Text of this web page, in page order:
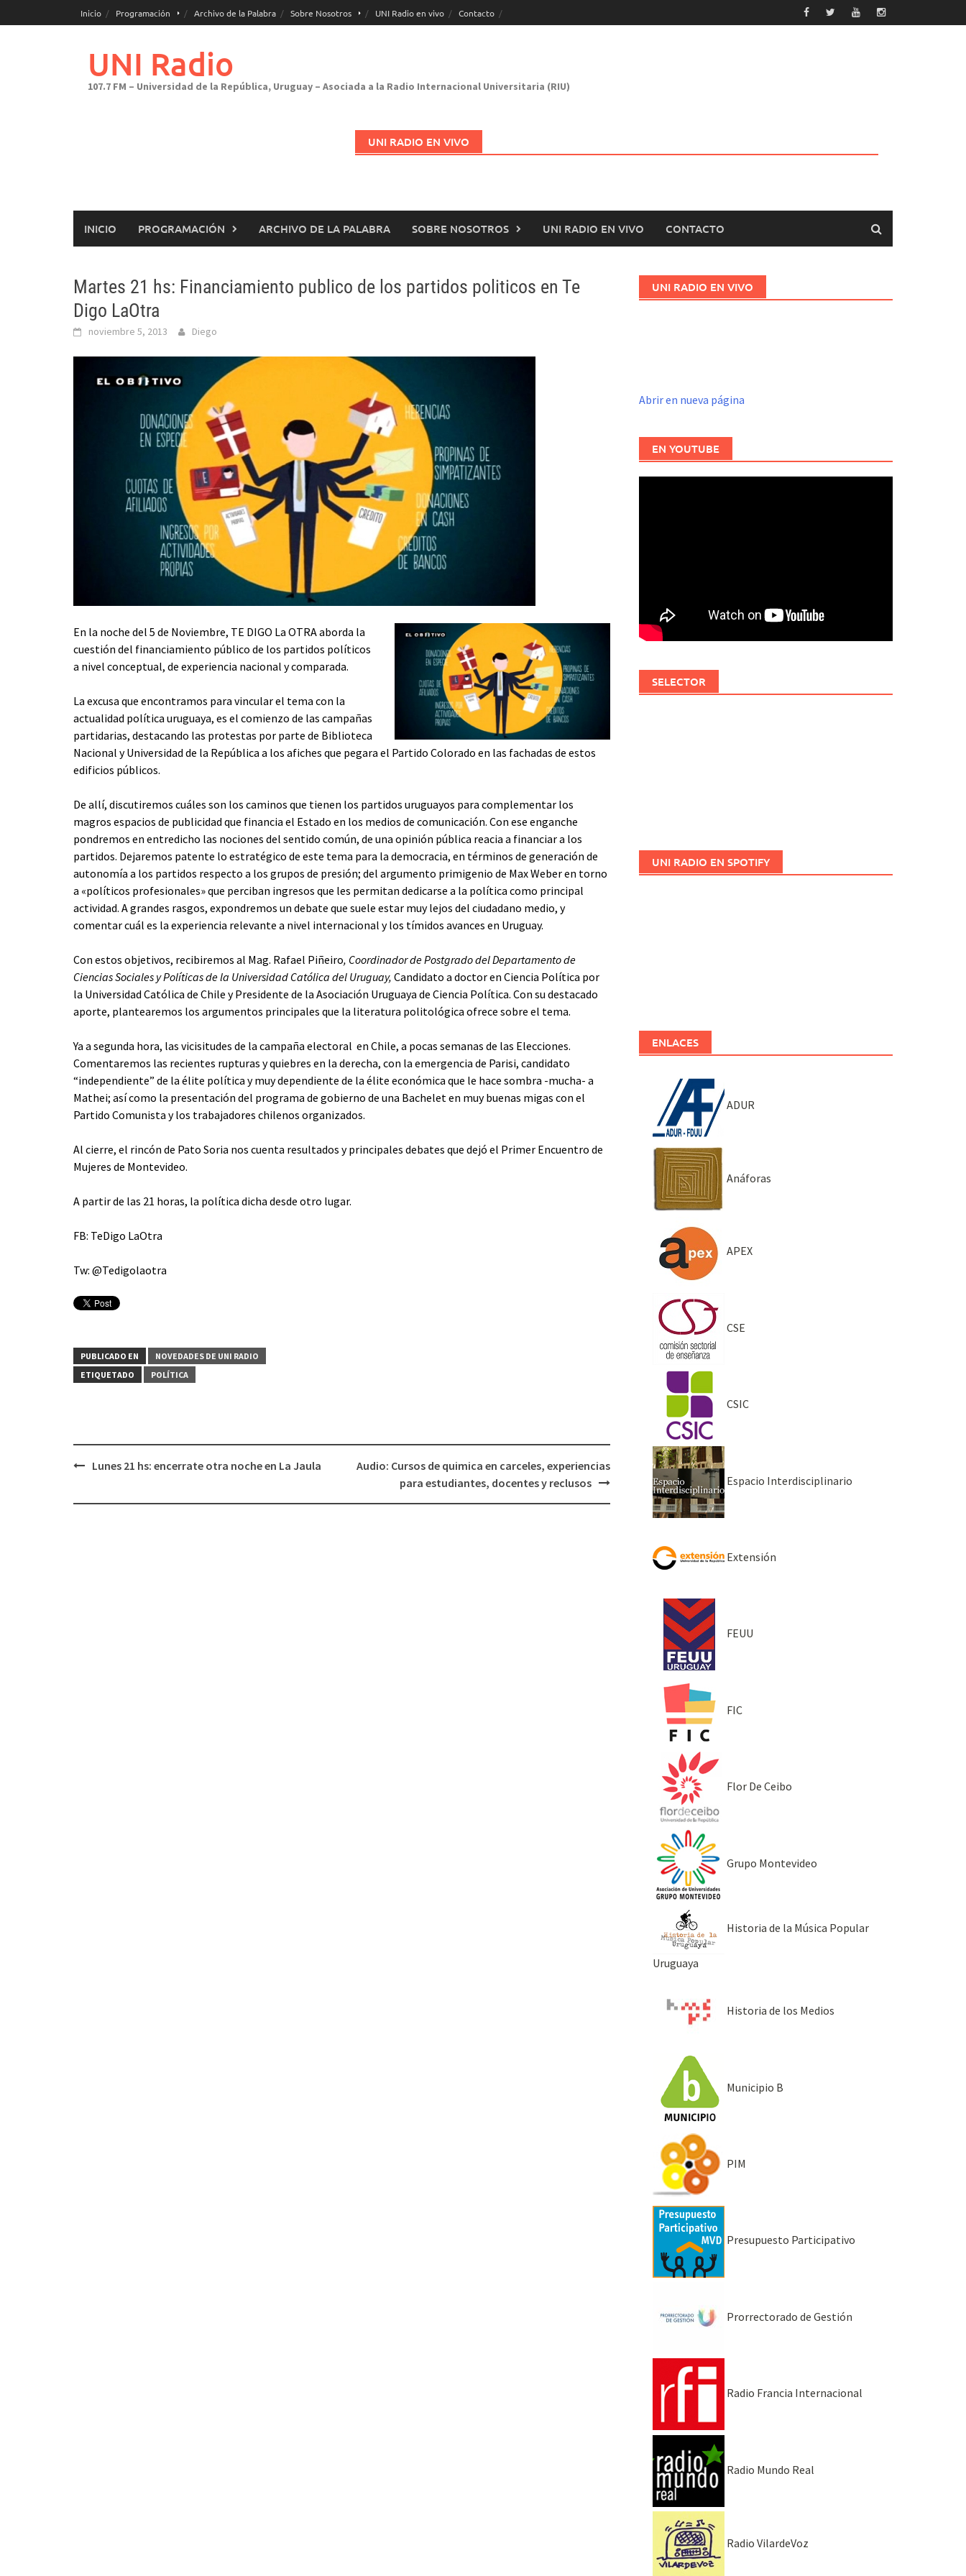
al
Inicio Programación Archivo de la Palabra Sobre Nosotros UNI Radio en vivo Contacto
UNI Radio
107.7 FM – Universidad de la República, Uruguay – Asociada a la Radio Internacional Universitaria (RIU)
UNI RADIO EN VIVO
INICIO PROGRAMACIÓN ARCHIVO DE LA PALABRA SOBRE NOSOTROS UNI RADIO EN VIVO CONTACTO
Martes 21 hs: Financiamiento publico de los partidos politicos en Te
Digo LaOtra
noviembre 5, 2013 Diego
En la noche del 5 de Noviembre, TE DIGO La OTRA aborda la
cuestión del financiamiento público de los partidos políticos
a nivel conceptual, de experiencia nacional y comparada.
La excusa que encontramos para vincular el tema con la
actualidad política uruguaya, es el comienzo de las campañas
partidarias, destacando las protestas por parte de Biblioteca
Nacional y Universidad de la República a los afiches que pegara el Partido Colorado en las fachadas de estos
edificios públicos.
De allí, discutiremos cuáles son los caminos que tienen los partidos uruguayos para complementar los
magros espacios de publicidad que financia el Estado en los medios de comunicación. Con ese enganche
pondremos en entredicho las nociones del sentido común, de una opinión pública reacia a financiar a los
partidos. Dejaremos patente lo estratégico de este tema para la democracia, en términos de generación de
autonomía a los partidos respecto a los grupos de presión; del argumento primigenio de Max Weber en torno
a «políticos profesionales» que perciban ingresos que les permitan dedicarse a la política como principal
actividad. A grandes rasgos, expondremos un debate que suele estar muy lejos del ciudadano medio, y
comentar cuál es la experiencia relevante a nivel internacional y los tímidos avances en Uruguay.
Con estos objetivos, recibiremos al Mag. Rafael Piñeiro, Coordinador de Postgrado del Departamento de
Ciencias Sociales y Políticas de la Universidad Católica del Uruguay, Candidato a doctor en Ciencia Política por
la Universidad Católica de Chile y Presidente de la Asociación Uruguaya de Ciencia Política. Con su destacado
aporte, plantearemos los argumentos principales que la literatura politológica ofrece sobre el tema.
Ya a segunda hora, las vicisitudes de la campaña electoral en Chile, a pocas semanas de las Elecciones.
Comentaremos las recientes rupturas y quiebres en la derecha, con la emergencia de Parisi, candidato
“independiente” de la élite política y muy dependiente de la élite económica que le hace sombra -mucha- a
Mathei; así como la presentación del programa de gobierno de una Bachelet en muy buenas migas con el
Partido Comunista y los trabajadores chilenos organizados.
Al cierre, el rincón de Pato Soria nos cuenta resultados y principales debates que dejó el Primer Encuentro de
Mujeres de Montevideo.
A partir de las 21 horas, la política dicha desde otro lugar.
FB: TeDigo LaOtra
Tw: @Tedigolaotra
PUBLICADO EN
NOVEDADES DE UNI RADIO
ETIQUETADO
POLÍTICA
Lunes 21 hs: encerrate otra noche en La Jaula
Audio: Cursos de quimica en carceles, experiencias
para estudiantes, docentes y reclusos
UNI RADIO EN VIVO
Abrir en nueva página
EN YOUTUBE
SELECTOR
UNI RADIO EN SPOTIFY
ENLACES
ADUR
Anáforas
APEX
CSE
CSIC
Espacio Interdisciplinario
Extensión
FEUU
FIC
Flor De Ceibo
Grupo Montevideo
Historia de la Música Popular
Uruguaya
Historia de los Medios
Municipio B
PIM
Presupuesto Participativo
Prorrectorado de Gestión
Radio Francia Internacional
Radio Mundo Real
Radio VilardeVoz